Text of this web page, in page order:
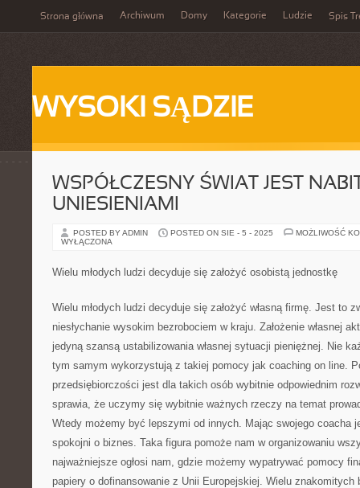
Strona główna Archiwum Domy Kategorie Ludzie Spis
WYSOKI SĄDZIE
WSPÓŁCZESNY ŚWIAT JEST
UNIESIENIAMI
POSTED BY ADMIN POSTED ON SIE - 5 - 2025
MOŻLIWOŚĆ
WYŁĄCZONA
Wielu młodych ludzi decyduje się założyć osobistą jednostkę
Wielu młodych ludzi decyduje się założyć własną firmę. Jest to
niesłychanie wysokim bezrobociem w kraju. Założenie własnej
jedyną szansą ustabilizowania własnej sytuacji pieniężnej. Nie
tym samym wykorzystują z takiej pomocy jak coaching on line.
przedsiębiorczości jest dla takich osób wybitnie odpowiednim
sprawia, że uczymy się wybitnie ważnych rzeczy na temat
Wtedy możemy być lepszymi od innych. Mając swojego coacha
spokojni o biznes. Taka figura pomoże nam w organizowaniu
najważniejsze ogłosi nam, gdzie możemy wypatrywać pomocy
papiery o dofinansowanie z Unii Europejskiej. Wielu znakomitych